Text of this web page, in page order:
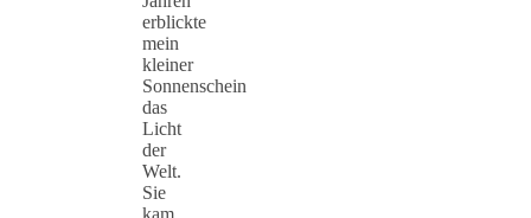
erblickte
mein
kleiner
Sonnenschein
das
Licht
der
Welt.
Sie
kam